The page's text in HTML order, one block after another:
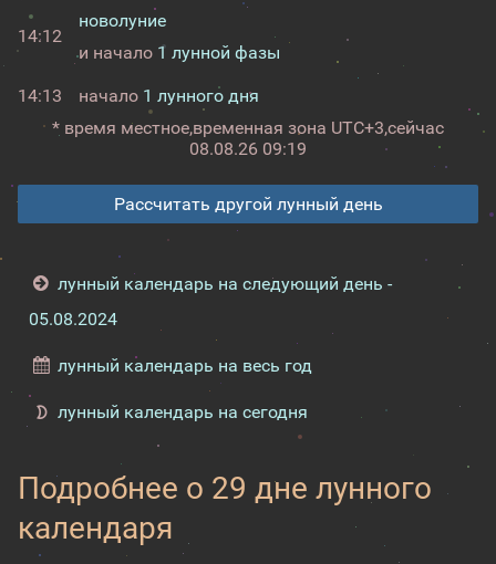
14:12
новолуние
и начало 1 лунной фазы
14:13 начало 1 лунного дня
* время местное,временная зона UTC+3,сейчас
08.08.26 09:19
Рассчитать другой лунный день
лунный календарь на следующий день -
05.08.2024
лунный календарь на весь год
лунный календарь на сегодня
Подробнее о 29 дне лунного
календаря